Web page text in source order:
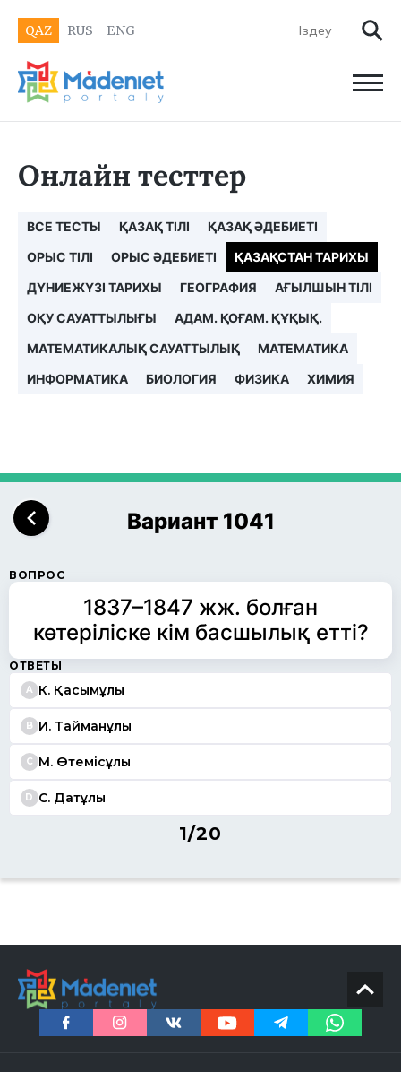
QAZ RUS ENG
Онлайн тесттер
ВСЕ ТЕСТЫ ҚАЗАҚ ТІЛІ
ҚАЗАҚ ӘДЕБИЕТІ
ОРЫС ТІЛІ
ОРЫС ӘДЕБИЕТІ
ҚАЗАҚСТАН ТАРИХЫ
ДҮНИЕЖҮЗІ ТАРИХЫ
ГЕОГРАФИЯ
АҒЫЛШЫН ТІЛІ
ОҚУ САУАТТЫЛЫҒЫ
АДАМ. ҚОҒАМ. ҚҰҚЫҚ.
МАТЕМАТИКАЛЫҚ САУАТТЫЛЫҚ
МАТЕМАТИКА
ИНФОРМАТИКА
БИОЛОГИЯ ФИЗИКА ХИМИЯ
Вариант 1041
ВОПРОС
1837–1847 жж. болған
көтеріліске кім басшылық етті?
ОТВЕТЫ
A К. Қасымұлы
B И. Тайманұлы
C М. Өтемісұлы
D С. Датұлы
1/20